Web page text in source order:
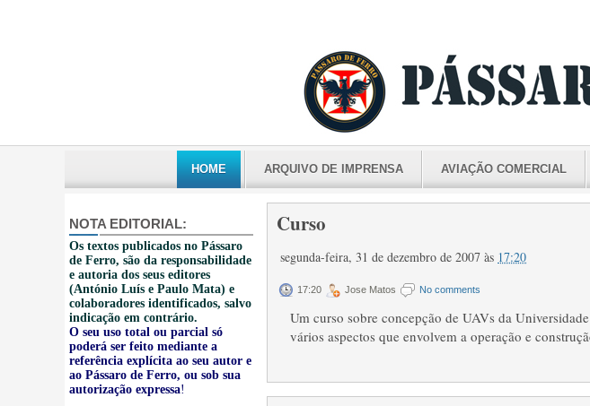
HOME ARQUIVO DE IMPRENSA AVIAÇÃO COMERCIAL
NOTA EDITORIAL:
Os textos publicados no Pássaro
de Ferro, são da responsabilidade
e autoria dos seus editores
(António Luís e Paulo Mata) e
colaboradores identificados, salvo
indicação em contrário.
O seu uso total ou parcial só
poderá ser feito mediante a
referência explícita ao seu autor e
ao Pássaro de Ferro, ou sob sua
autorização expressa!
Curso
segunda-feira, 31 de dezembro de 2007 às 17:20
17:20 Jose Matos No comments
Um curso sobre concepção de UAVs da
vários aspectos que envolvem a operação e